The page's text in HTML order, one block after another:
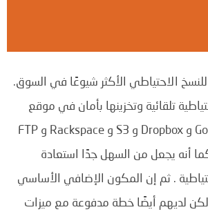
للنسخ الاحتياطي الأكثر شيوعًا في السوق.
تلقائية وتخزينها بأمان في موقع
بعيد مثل Google Drive و Dropbox و S3 و Rackspace و FTP
أنه يجعل من السهل جدًا استعادة
. ثم إن المكون الإضافي الأساسي
لديهم أيضًا خطة مدفوعة مع ميزات